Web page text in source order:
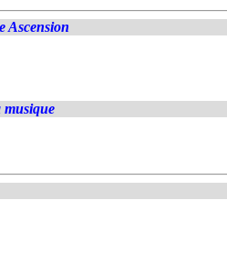
Ascension
musique